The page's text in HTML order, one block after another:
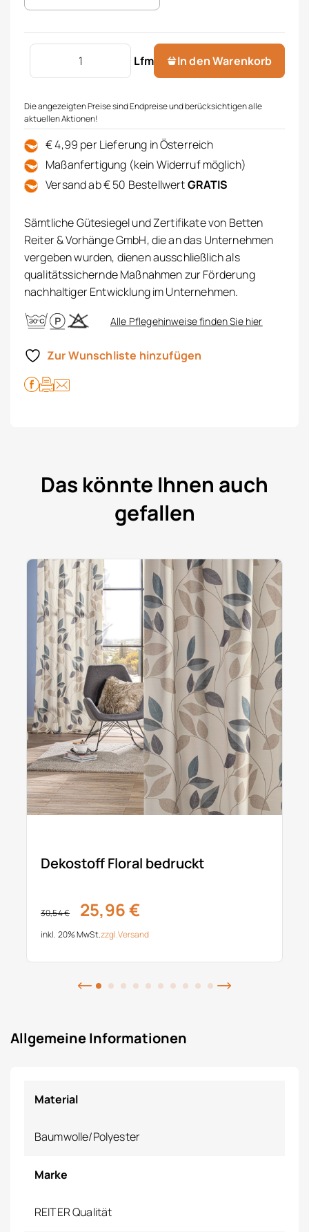
Lfm
Dekostoff Menge
In den Warenkorb
Die angezeigten Preise sind Endpreise und berücksichtigen alle
aktuellen Aktionen!
€ 4,99 per Lieferung in Österreich
Maßanfertigung (kein Widerruf möglich)
Versand ab € 50 BestellwertGRATIS
Sämtliche Gütesiegel und Zertifikate von Betten
Reiter & Vorhänge GmbH, die an das Unternehmen
vergeben wurden, dienen ausschließlich als
qualitätssichernde Maßnahmen zur Förderung
nachhaltiger Entwicklung im Unternehmen.
Alle Pflegehinweise finden Sie hier
Zur Wunschliste hinzufügen
Das könnte Ihnen auch
gefallen
Dekostoff Floral bedruckt
30,54 € 25,96 €
inkl. 20% MwSt.zzgl.Versand
Allgemeine Informationen
Material
Baumwolle/Polyester
Marke
REITER Qualität